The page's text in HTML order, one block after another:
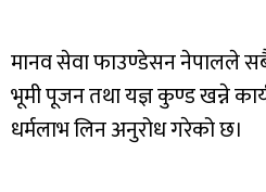
मानव सेवा फाउण्डेसन नेपालले
भूमी पूजन तथा यज्ञ कुण्ड खन्ने
धर्मलाभ लिन अनुरोध गरेको छ।